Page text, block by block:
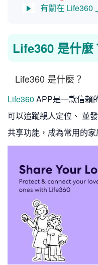
有關在 Life360
Life360 是什麼
Life360 是什麼？
Life360 APP是一款信賴
可以追蹤親人定位、 並
共享功能，成為常用的